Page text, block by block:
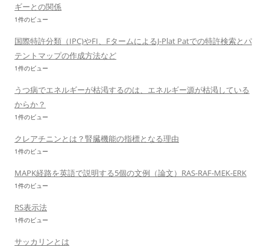
ギーとの関係
1件のビュー
国際特許分類（IPC)やFI、FタームによるJ-Plat Patでの特許検索とパ
テントマップの作成方法など
1件のビュー
うつ病でエネルギーが枯渇するのは、エネルギー源が枯渇している
からか？
1件のビュー
クレアチニンとは？腎臓機能の指標となる理由
1件のビュー
MAPK経路を英語で説明する5個の文例（論文）RAS-RAF-MEK-ERK
1件のビュー
RS表示法
1件のビュー
サッカリンとは